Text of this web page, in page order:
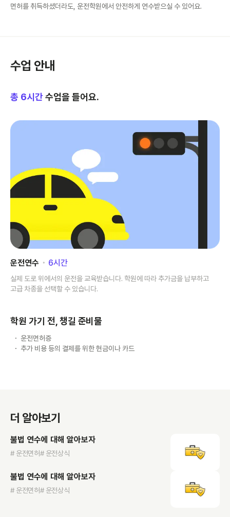
면허를 취득하셨더라도, 운전학원에서 안전하게 연수받으실 수 있어요.
수업 안내
총 6시간수업을 들어요.
운전연수 ･ 6시간
실제 도로 위에서의 운전을 교육받습니다. 학원에 따라 추가금을 납부하고
고급 차종을 선택할 수 있습니다.
학원 가기 전, 챙길 준비물
운전면허증
추가 비용 등의 결제를 위한 현금이나 카드
더 알아보기
불법 연수에 대해 알아보자
# 운전면허# 운전상식
불법 연수에 대해 알아보자
# 운전면허# 운전상식